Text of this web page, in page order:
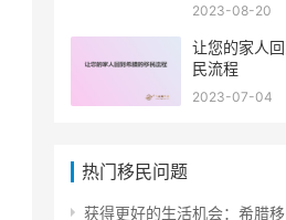
2023-08-20
让您的家人
民流程
2023-07-04
热门移民问题
获得更好的生活机会：希腊